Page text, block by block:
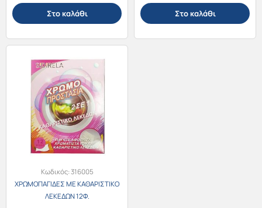
Στο καλάθι Στο καλάθι
Κωδικός:316005
ΧΡΩΜΟΠΑΓΙΔΕΣ ΜΕ ΚΑΘΑΡΙΣΤΙΚΟ
ΛΕΚΕΔΩΝ 12Φ.